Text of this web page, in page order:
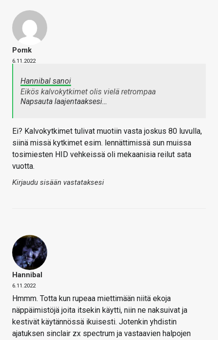
Pomk
6.11.2022
Hannibal sanoi
Eikös kalvokytkimet olis vielä retrompaa
Napsauta laajentaaksesi…
Ei? Kalvokytkimet tulivat muotiin vasta joskus 80 luvulla,
siinä missä kytkimet esim. lennättimissä sun muissa
tosimiesten HID vehkeissä oli mekaanisia reilut sata
vuotta.
Kirjaudu sisään vastataksesi
Hannibal
6.11.2022
Hmmm. Totta kun rupeaa miettimään niitä ekoja
näppäimistöjä joita itsekin käytti, niin ne naksuivat ja
kestivät käytännössä ikuisesti. Jotenkin yhdistin
ajatuksen sinclair zx spectrum ja vastaavien halpojen